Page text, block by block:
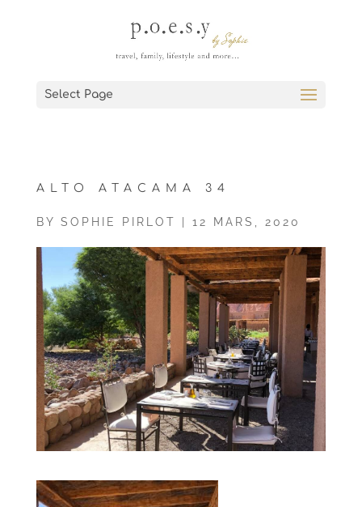
Select Page
ALTO ATACAMA 34
BY SOPHIE PIRLOT 12 MARS, 2020